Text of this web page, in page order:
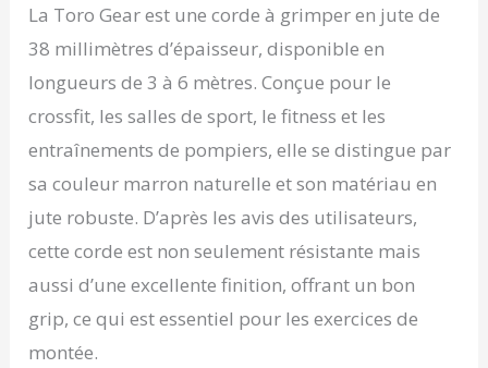
nombre de répétitions.
AMÉLIOREZ VOTRE
CONDITION PHYSIQUE
AVEC NOTRE GUIDE
GRATUIT - En
téléchargeant notre
guide gratuit, vous
pourrez apprendre
toutes les techniques
grimper correctement et
en toute sécurité notre
corde. Vous pourrez
améliorer votre
La Toro Gear est une corde à grimper en jute de
38 millimètres d’épaisseur, disponible en
longueurs de 3 à 6 mètres. Conçue pour le
crossfit, les salles de sport, le fitness et les
entraînements de pompiers, elle se distingue par
sa couleur marron naturelle et son matériau en
jute robuste. D’après les avis des utilisateurs,
cette corde est non seulement résistante mais
aussi d’une excellente finition, offrant un bon
grip, ce qui est essentiel pour les exercices de
montée.